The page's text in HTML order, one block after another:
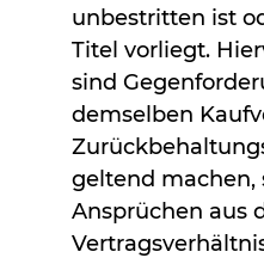
unbestritten ist
Titel vorliegt.
sind
demselben
geltend machen,
Ansprüchen aus